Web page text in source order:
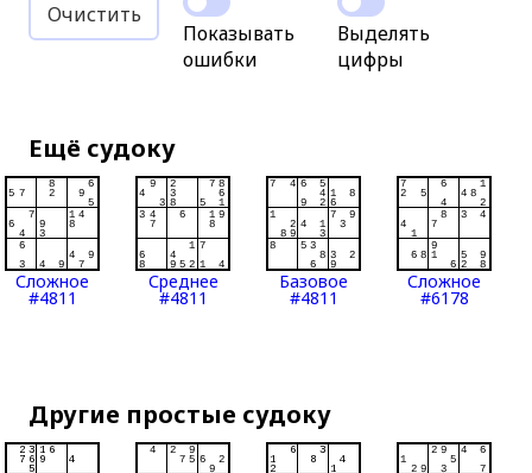
Очистить
Показывать
ошибки
Выделять
цифры
Ещё судоку
Сложное
#4811
Среднее
#4811
Базовое
#4811
Сложное
#6178
Другие простые судоку